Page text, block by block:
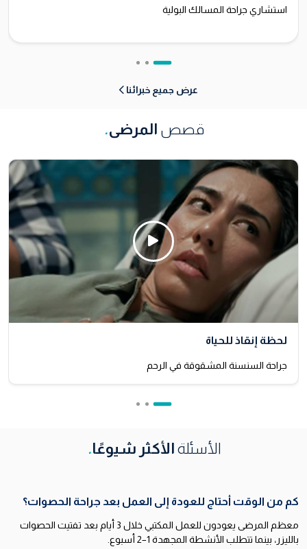
استشاري جراحة المسالك البولية
عرض جميع خبرائنا
قصص المرضى.
Click Here
لحظة إنقاذ للحياة
جراحة السنسنة المشقوقة في الرحم
الأسئلة الأكثر شيوعًا.
كم من الوقت أحتاج للعودة إلى العمل بعد جراحة الحصوات؟
معظم المرضى يعودون للعمل المكتبي خلال 3 أيام بعد تفتيت الحصوات
بالليزر، بينما تتطلب الأنشطة المجهدة 1–2 أسبوع.